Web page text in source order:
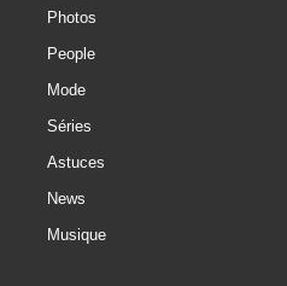
Photos
People
Mode
Séries
Astuces
News
Musique